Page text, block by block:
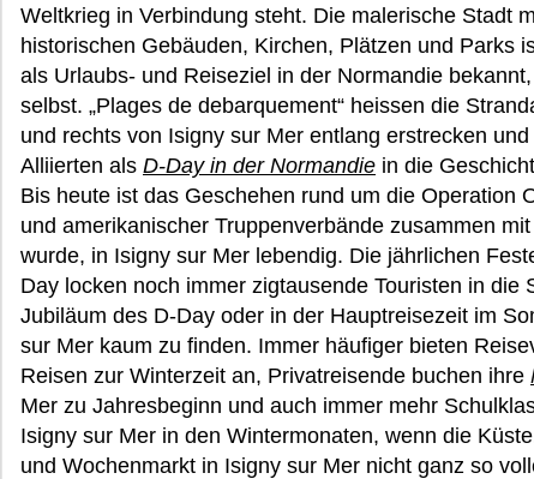
Weltkrieg in Verbindung steht. Die malerische Stadt
historischen Gebäuden, Kirchen, Plätzen und Parks
als Urlaubs- und Reiseziel in der Normandie
selbst. „Plages de debarquement“ heissen die
und rechts von Isigny sur Mer entlang erstrecken
Alliierten als D-Day in der Normandie in die
Bis heute ist das Geschehen rund um die Operation
und amerikanischer Truppenverbände zusammen
wurde, in Isigny sur Mer lebendig. Die jährlichen
Day locken noch immer zigtausende Touristen in die
Jubiläum des D-Day oder in der Hauptreisezeit im
sur Mer kaum zu finden. Immer häufiger bieten
Reisen zur Winterzeit an, Privatreisende buchen ihre
Mer zu Jahresbeginn und auch immer mehr
Isigny sur Mer in den Wintermonaten, wenn die
und Wochenmarkt in Isigny sur Mer nicht ganz so